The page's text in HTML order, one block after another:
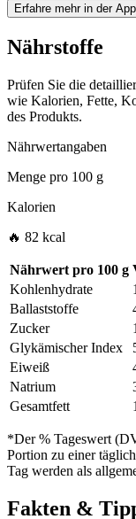
Erfahre mehr in der App
Nährstoffe
Prüfen Sie die
wie Kalorien, Fette,
des Produkts.
Nährwertangaben
Menge pro 100 g
Kalorien
🔥 82 kcal
Nährwert pro 100 g
Kohlenhydrate
Ballaststoffe
Zucker
Glykämischer Index
Eiweiß
Natrium
Gesamtfett
1
*Der % Tageswert
Portion zu einer
Tag werden als
Fakten &